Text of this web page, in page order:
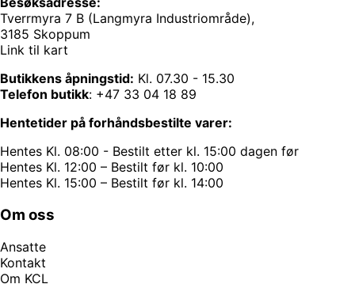
Tverrmyra 7 B (Langmyra Industriområde),
3185 Skoppum
Link til kart
Butikkens åpningstid: Kl. 07.30 - 15.30
Telefon butikk: +47 33 04 18 89
Hentetider på forhåndsbestilte varer:
Hentes Kl. 08:00 - Bestilt etter kl. 15:00 dagen før
Hentes Kl. 12:00 – Bestilt før kl. 10:00
Hentes Kl. 15:00 – Bestilt før kl. 14:00
Om oss
Ansatte
Kontakt
Om KCL